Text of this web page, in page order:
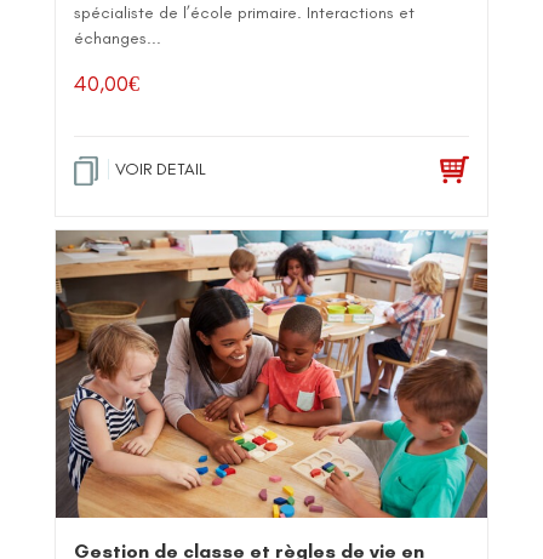
spécialiste de l’école primaire. Interactions et
échanges...
40,00€
VOIR DETAIL
Gestion de classe et règles de vie en